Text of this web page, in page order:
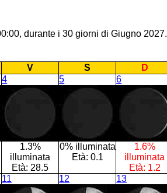
durante i 30 giorni di Giugno 2027.
V S
D
4
1.3%
illuminata
Età: 28.5
5
0% illuminata
Età: 0.1
6
1.6%
illuminata
Età: 1.2
11 12 13